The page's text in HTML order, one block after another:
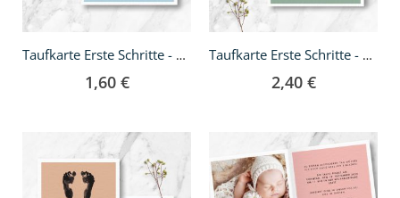
Taufkarte Erste Schritte - A6
1,60 €
Taufkarte Erste Schritte - A6 Klappkarte
2,40 €